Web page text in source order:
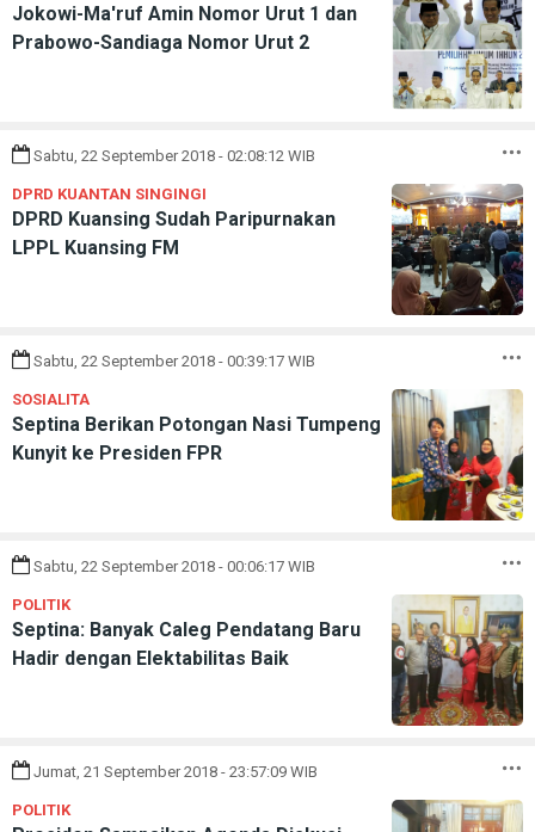
Jokowi-Ma'ruf Amin Nomor Urut 1 dan
Prabowo-Sandiaga Nomor Urut 2
Sabtu, 22 September 2018 - 02:08:12 WIB
DPRD KUANTAN SINGINGI
DPRD Kuansing Sudah Paripurnakan
LPPL Kuansing FM
Sabtu, 22 September 2018 - 00:39:17 WIB
SOSIALITA
Septina Berikan Potongan Nasi Tumpeng
Kunyit ke Presiden FPR
Sabtu, 22 September 2018 - 00:06:17 WIB
POLITIK
Septina: Banyak Caleg Pendatang Baru
Hadir dengan Elektabilitas Baik
Jumat, 21 September 2018 - 23:57:09 WIB
POLITIK